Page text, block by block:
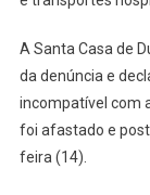
A Santa Casa de
da denúncia e
incompatível com
foi afastado e
feira (14).